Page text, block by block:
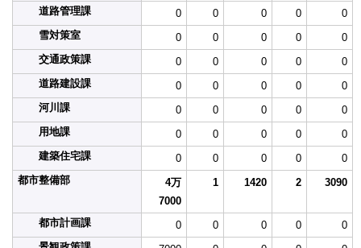
道路管理課 0 0 0 0
0
雪対策室
0 0 0 0
0
交通政策課
0 0 0 0
0
道路建設課
0 0 0 0
0
河川課
0 0 0 0
0
用地課
0 0 0 0
0
建築住宅課
0 0 0 0
0
都市整備部
4万
7000
1 1420 2 3090
都市計画課 0 0 0 0
0